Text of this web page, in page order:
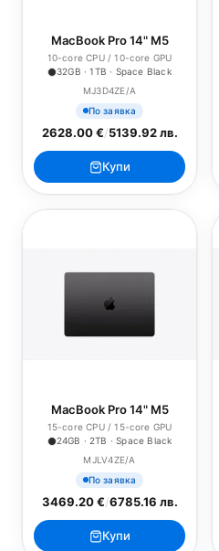
MacBook Pro 14" M5
10-core CPU / 10-core GPU
32GB · 1TB · Space Black
MJ3D4ZE/A
По заявка
2628.00 €/5139.92 лв.
Купи
MacBook Pro 14" M5
15-core CPU / 15-core GPU
24GB · 2TB · Space Black
MJLV4ZE/A
По заявка
3469.20 €/6785.16 лв.
Купи